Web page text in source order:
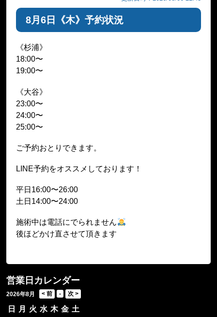
8月6日《木》予約状況
《杉浦》
18:00〜
19:00〜
《大谷》
23:00〜
24:00〜
25:00〜
ご予約おとりできます。
LINE予約をオススメしております！
平日16:00〜26:00
土日14:00〜24:00
施術中は電話にでられません
後ほどかけ直させて頂きます
営業日カレンダー
2026年8月
日 月 火 水 木 金 土